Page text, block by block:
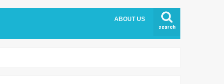
search
ABOUT US